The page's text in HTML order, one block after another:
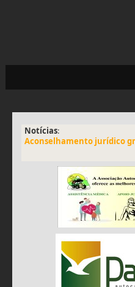
Notícias:
Aconselhamento jurídico